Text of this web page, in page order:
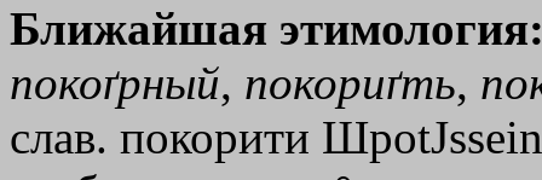
Ближайшая
покоґрный, покориґть,
слав. покорити ШpotЈssein